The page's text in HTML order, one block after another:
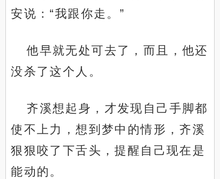
安说：“我跟你走。”
他早就无处可去了，而且，他还
没杀了这个人。
齐溪想起身，才发现自己手脚都
使不上力，想到梦中的情形，齐溪
狠狠咬了下舌头，提醒自己现在是
能动的。